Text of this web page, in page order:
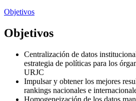
Objetivos
Objetivos
Centralización de datos
estrategia de políticas para los
URJC
Impulsar y obtener los mejores
rankings nacionales e
Homogeneización de los datos